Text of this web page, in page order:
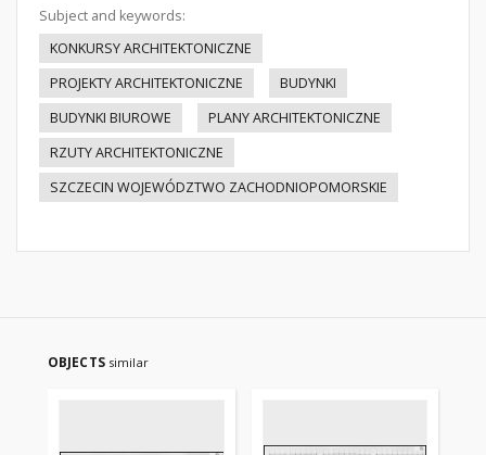
Subject and keywords:
KONKURSY ARCHITEKTONICZNE
PROJEKTY ARCHITEKTONICZNE
BUDYNKI
BUDYNKI BIUROWE
PLANY ARCHITEKTONICZNE
RZUTY ARCHITEKTONICZNE
SZCZECIN WOJEWÓDZTWO ZACHODNIOPOMORSKIE
OBJECTS similar